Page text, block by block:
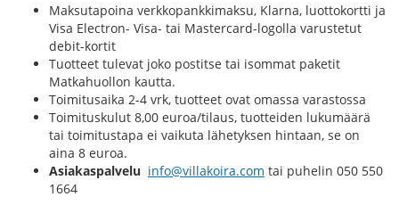
Maksutapoina verkkopankkimaksu, Klarna, luottokortti ja
Visa Electron- Visa- tai Mastercard-logolla varustetut
debit-kortit
Tuotteet tulevat joko postitse tai isommat paketit
Matkahuollon kautta.
Toimitusaika 2-4 vrk, tuotteet ovat omassa varastossa
Toimituskulut 8,00 euroa/tilaus, tuotteiden lukumäärä
tai toimitustapa ei vaikuta lähetyksen hintaan, se on
aina 8 euroa.
Asiakaspalvelu info@villakoira.com tai puhelin 050 550
1664